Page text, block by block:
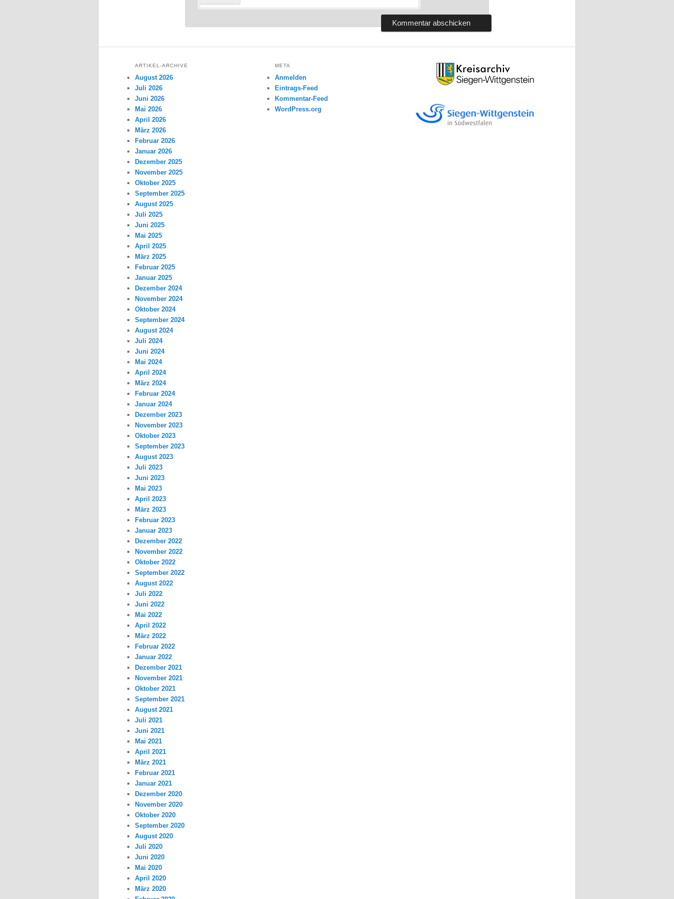
ARTIKEL-ARCHIVE
August 2026
Juli 2026
Juni 2026
Mai 2026
April 2026
März 2026
Februar 2026
Januar 2026
Dezember 2025
November 2025
Oktober 2025
September 2025
August 2025
Juli 2025
Juni 2025
Mai 2025
April 2025
März 2025
Februar 2025
Januar 2025
Dezember 2024
November 2024
Oktober 2024
September 2024
August 2024
Juli 2024
Juni 2024
Mai 2024
April 2024
März 2024
Februar 2024
Januar 2024
Dezember 2023
November 2023
Oktober 2023
September 2023
August 2023
Juli 2023
Juni 2023
Mai 2023
April 2023
März 2023
Februar 2023
Januar 2023
Dezember 2022
November 2022
Oktober 2022
September 2022
August 2022
Juli 2022
Juni 2022
Mai 2022
April 2022
März 2022
Februar 2022
Januar 2022
Dezember 2021
November 2021
Oktober 2021
September 2021
August 2021
Juli 2021
Juni 2021
Mai 2021
April 2021
März 2021
Februar 2021
Januar 2021
Dezember 2020
November 2020
Oktober 2020
September 2020
August 2020
Juli 2020
Juni 2020
Mai 2020
April 2020
März 2020
META
Anmelden
Eintrags-Feed
Kommentar-Feed
WordPress.org